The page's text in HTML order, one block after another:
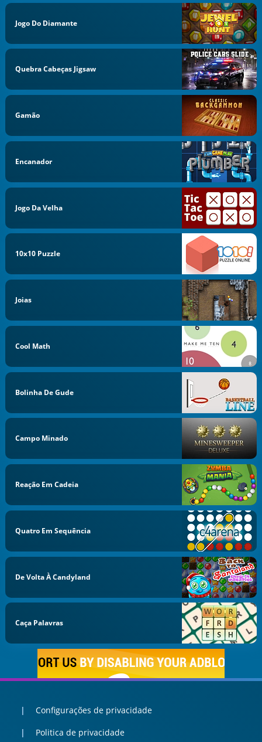
Jogo Do Diamante
Quebra Cabeças Jigsaw
Gamão
Encanador
Jogo Da Velha
10x10 Puzzle
Joias
Cool Math
Bolinha De Gude
Campo Minado
Reação Em Cadeia
Quatro Em Sequência
De Volta À Candyland
Caça Palavras
Configurações de privacidade
Politica de privacidade